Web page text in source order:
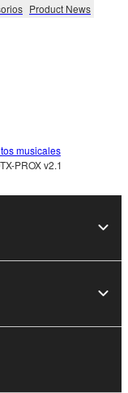
Product News
musicales
PROX v2.1